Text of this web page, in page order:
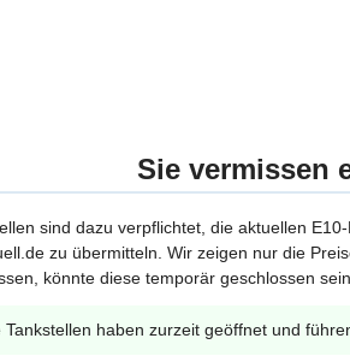
Sie vermissen
sind dazu verpflichtet, die aktuellen
zu übermitteln. Wir zeigen nur die
könnte diese temporär geschlossen
Tankstellen haben zurzeit geöffnet und